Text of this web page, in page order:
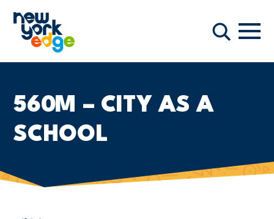
찾다
항해
560M – CITY AS A
SCHOOL